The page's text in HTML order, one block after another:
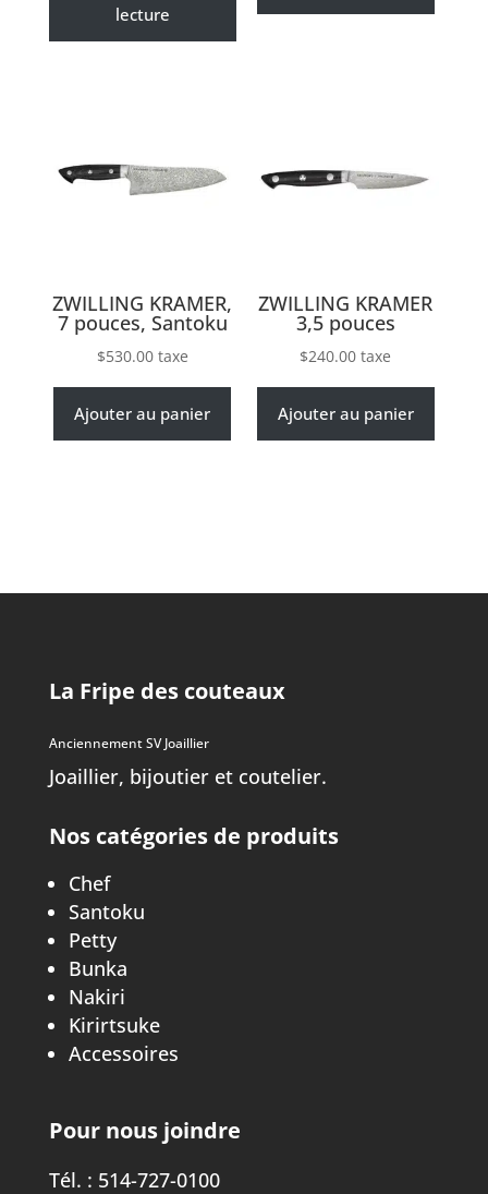
lecture
ZWILLING KRAMER,
7 pouces, Santoku
$530.00 taxe
Ajouter au panier
ZWILLING KRAMER
3,5 pouces
$240.00 taxe
Ajouter au panier
La Fripe des couteaux
Anciennement SV Joaillier
Joaillier, bijoutier et coutelier.
Nos catégories de produits
Chef
Santoku
Petty
Bunka
Nakiri
Kirirtsuke
Accessoires
Pour nous joindre
Tél. : 514-727-0100